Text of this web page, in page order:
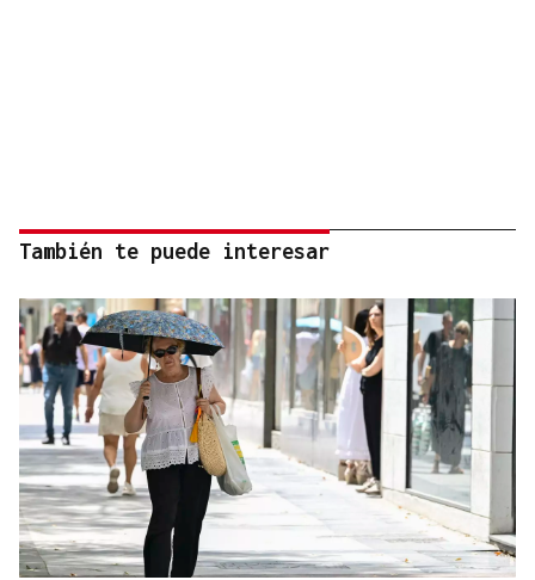
También te puede interesar